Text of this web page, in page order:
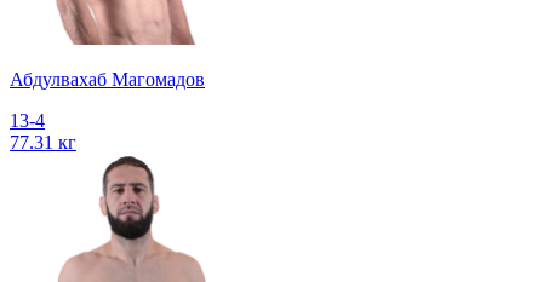
Абдулвахаб Магомадов
13-4
77.31 кг